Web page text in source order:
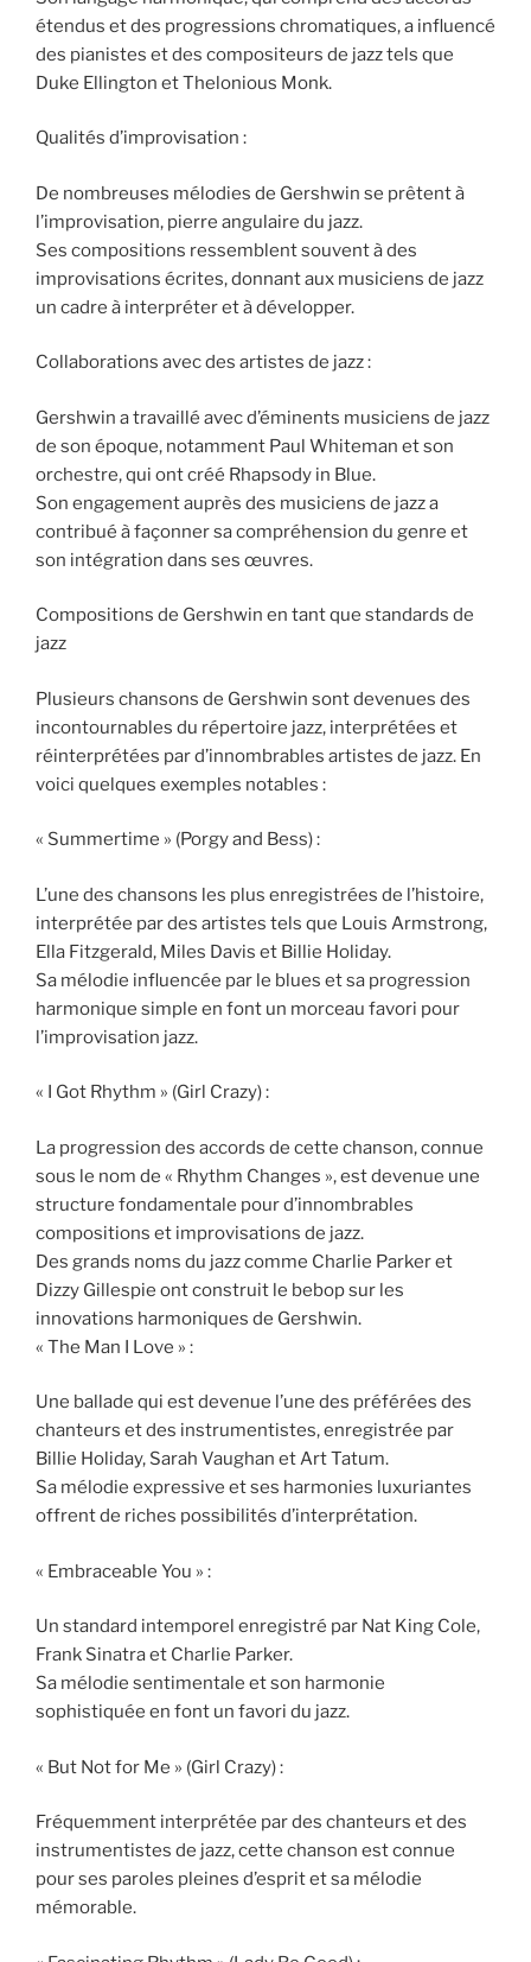
étendus et des progressions chromatiques, a influencé
des pianistes et des compositeurs de jazz tels que
Duke Ellington et Thelonious Monk.
Qualités d’improvisation :
De nombreuses mélodies de Gershwin se prêtent à
l’improvisation, pierre angulaire du jazz.
Ses compositions ressemblent souvent à des
improvisations écrites, donnant aux musiciens de jazz
un cadre à interpréter et à développer.
Collaborations avec des artistes de jazz :
Gershwin a travaillé avec d’éminents musiciens de jazz
de son époque, notamment Paul Whiteman et son
orchestre, qui ont créé Rhapsody in Blue.
Son engagement auprès des musiciens de jazz a
contribué à façonner sa compréhension du genre et
son intégration dans ses œuvres.
Compositions de Gershwin en tant que standards de
jazz
Plusieurs chansons de Gershwin sont devenues des
incontournables du répertoire jazz, interprétées et
réinterprétées par d’innombrables artistes de jazz. En
voici quelques exemples notables :
« Summertime » (Porgy and Bess) :
L’une des chansons les plus enregistrées de l’histoire,
interprétée par des artistes tels que Louis Armstrong,
Ella Fitzgerald, Miles Davis et Billie Holiday.
Sa mélodie influencée par le blues et sa progression
harmonique simple en font un morceau favori pour
l’improvisation jazz.
« I Got Rhythm » (Girl Crazy) :
La progression des accords de cette chanson, connue
sous le nom de « Rhythm Changes », est devenue une
structure fondamentale pour d’innombrables
compositions et improvisations de jazz.
Des grands noms du jazz comme Charlie Parker et
Dizzy Gillespie ont construit le bebop sur les
innovations harmoniques de Gershwin.
« The Man I Love » :
Une ballade qui est devenue l’une des préférées des
chanteurs et des instrumentistes, enregistrée par
Billie Holiday, Sarah Vaughan et Art Tatum.
Sa mélodie expressive et ses harmonies luxuriantes
offrent de riches possibilités d’interprétation.
« Embraceable You » :
Un standard intemporel enregistré par Nat King Cole,
Frank Sinatra et Charlie Parker.
Sa mélodie sentimentale et son harmonie
sophistiquée en font un favori du jazz.
« But Not for Me » (Girl Crazy) :
Fréquemment interprétée par des chanteurs et des
instrumentistes de jazz, cette chanson est connue
pour ses paroles pleines d’esprit et sa mélodie
mémorable.